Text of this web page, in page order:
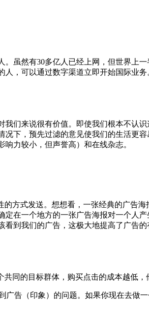
虽然有30多亿人已经上网，但世界上
，可以通过数字渠道立即开始国际业
们来说很有价值。即使我们根本不认
下，预先过滤的意见使我们的生活更
力较小，但声誉高）和在线杂志。
方式发送。想想看，一张经典的广告
在一个地方的一张广告海报对一个人
到我们的广告，这极大地提高了广告
同的目标群体，购买点击的成本越低，
告（印象）的问题。如果你现在去做